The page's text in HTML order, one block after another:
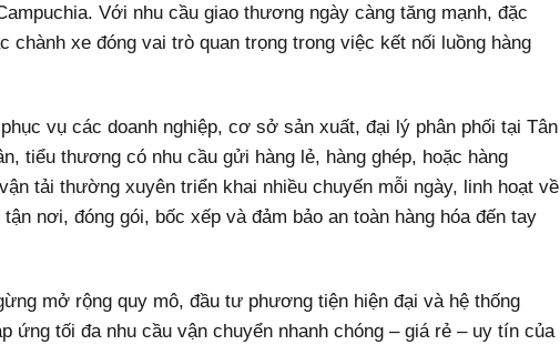
Với nhu cầu giao thương ngày càng tăng mạnh, đặc
chành xe đóng vai trò quan trọng trong việc kết nối luồng hàng
vụ các doanh nghiệp, cơ sở sản xuất, đại lý phân phối tại Tân
tiểu thương có nhu cầu gửi hàng lẻ, hàng ghép, hoặc hàng
tải thường xuyên triển khai nhiều chuyến mỗi ngày, linh hoạt về
nơi, đóng gói, bốc xếp và đảm bảo an toàn hàng hóa đến tay
mở rộng quy mô, đầu tư phương tiện hiện đại và hệ thống
ứng tối đa nhu cầu vận chuyển nhanh chóng – giá rẻ – uy tín của